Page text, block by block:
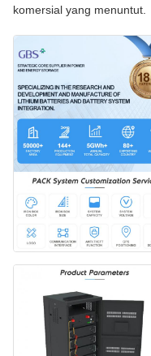
komersial yang menuntut.